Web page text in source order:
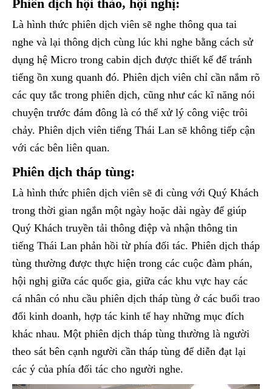
Phiên dịch hội thảo, hội nghị:
Là hình thức phiên dịch viên sẽ nghe thông qua tai
nghe và lại thông dịch cùng lúc khi nghe bằng cách sử
dụng hệ Micro trong cabin dịch được thiết kế để tránh
tiếng ồn xung quanh đó. Phiên dịch viên chỉ cần nắm rõ
các quy tắc trong phiên dịch, cũng như các kĩ năng nói
chuyện trước đám đông là có thể xử lý công việc trôi
chảy. Phiên dịch viên tiếng Thái Lan sẽ không tiếp cận
với các bên liên quan.
Phiên dịch tháp tùng:
Là hình thức phiên dịch viên sẽ đi cùng với Quý Khách
trong thời gian ngắn một ngày hoặc dài ngày để giúp
Quý Khách truyền tải thông điệp và nhận thông tin
tiếng Thái Lan phản hồi từ phía đối tác. Phiên dịch tháp
tùng thường được thực hiện trong các cuộc đàm phán,
hội nghị giữa các quốc gia, giữa các khu vực hay các
cá nhân có nhu cầu phiên dịch tháp tùng ở các buổi trao
đổi kinh doanh, hợp tác kinh tế hay những mục đích
khác nhau. Một phiên dịch tháp tùng thường là người
theo sát bên cạnh người cần tháp tùng để diễn đạt lại
các ý của phía đối tác cho người nghe.